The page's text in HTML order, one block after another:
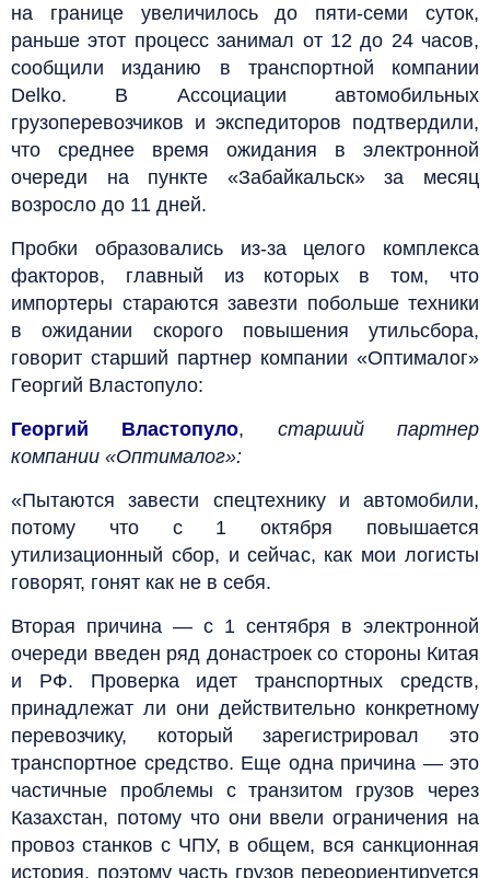
на границе увеличилось до пяти-семи суток,
раньше этот процесс занимал от 12 до 24 часов,
сообщили изданию в транспортной компании
Delko. В Ассоциации автомобильных
грузоперевозчиков и экспедиторов подтвердили,
что среднее время ожидания в электронной
очереди на пункте «Забайкальск» за месяц
возросло до 11 дней.
Пробки образовались из-за целого комплекса
факторов, главный из которых в том, что
импортеры стараются завезти побольше техники
в ожидании скорого повышения утильсбора,
говорит старший партнер компании «Оптималог»
Георгий Властопуло:
Георгий Властопуло, старший партнер
компании «Оптималог»:
«Пытаются завести спецтехнику и автомобили,
потому что с 1 октября повышается
утилизационный сбор, и сейчас, как мои логисты
говорят, гонят как не в себя.
Вторая причина — с 1 сентября в электронной
очереди введен ряд донастроек со стороны Китая
и РФ. Проверка идет транспортных средств,
принадлежат ли они действительно конкретному
перевозчику, который зарегистрировал это
транспортное средство. Еще одна причина — это
частичные проблемы с транзитом грузов через
Казахстан, потому что они ввели ограничения на
провоз станков с ЧПУ, в общем, вся санкционная
история, поэтому часть грузов переориентируется